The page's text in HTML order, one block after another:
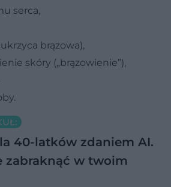
serca,
brązowa),
skóry („brązowienie”),
40-latków zdaniem AI.
zabraknąć w twoim